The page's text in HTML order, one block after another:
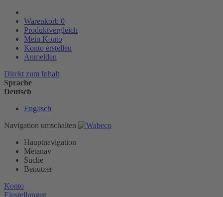
Warenkorb 0
Produktvergleich
Mein Konto
Konto erstellen
Anmelden
Direkt zum Inhalt
Sprache
Deutsch
Englisch
Navigation umschalten
Hauptnavigation
Metanav
Suche
Benutzer
Konto
Einstellungen